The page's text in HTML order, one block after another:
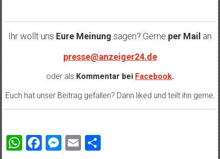
Ihr wollt uns Eure Meinung sagen? Gerne per Mail an
presse@anzeiger24.de
oder als Kommentar bei Facebook.
Euch hat unser Beitrag gefallen? Dann liked und teilt ihn gerne.
WhatsApp
Facebook
Messenger
EmailTeilen